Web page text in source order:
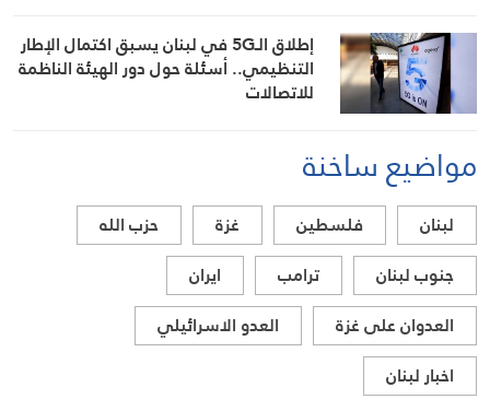
إطلاق الـ5G في لبنان يسبق اكتمال الإطار
التنظيمي.. أسئلة حول دور الهيئة الناظمة
للاتصالات
مواضيع ساخنة
لبنان فلسطين غزة
حزب الله
جنوب لبنان
ترامب
ايران
العدوان على غزة
العدو الاسرائيلي
اخبار لبنان